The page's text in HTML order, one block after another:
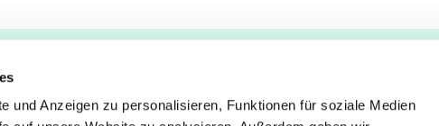
und Anzeigen zu personalisieren, Funktionen für soziale Medien
Pfarrämter